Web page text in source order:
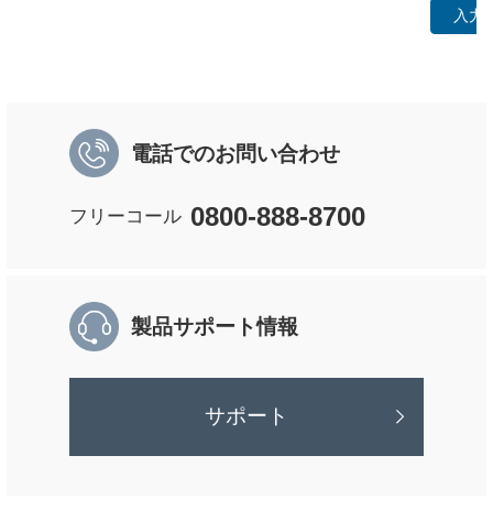
入力
電話でのお問い合わせ
フリーコール 0800-888-8700
製品サポート情報
サポート